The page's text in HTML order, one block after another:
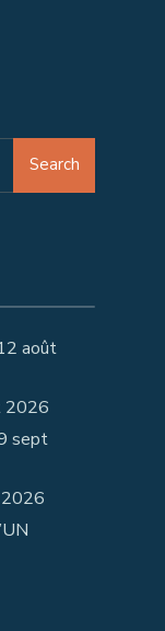
Search
août
2026
sept
2026